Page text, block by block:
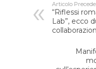
Articolo
“Riflessi
Lab”, ecco